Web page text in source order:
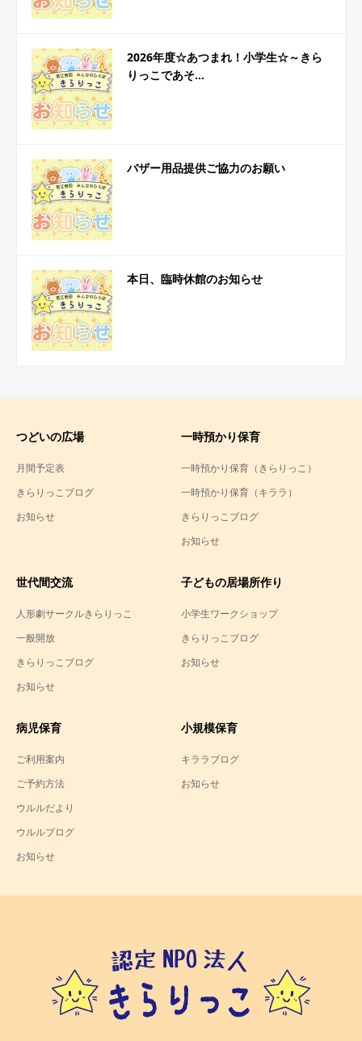
2026年度☆あつまれ！小学生☆～きら
りっこであそ...
バザー用品提供ご協力のお願い
本日、臨時休館のお知らせ
つどいの広場
月間予定表
きらりっこブログ
お知らせ
一時預かり保育
一時預かり保育（きらりっこ）
一時預かり保育（キララ）
きらりっこブログ
お知らせ
世代間交流
人形劇サークルきらりっこ
一般開放
きらりっこブログ
お知らせ
子どもの居場所作り
小学生ワークショップ
きらりっこブログ
お知らせ
病児保育
ご利用案内
ご予約方法
ウルルだより
ウルルブログ
お知らせ
小規模保育
キララブログ
お知らせ